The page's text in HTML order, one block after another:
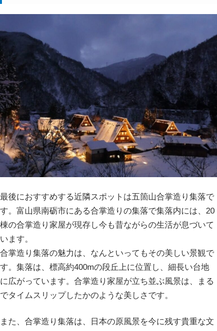
最後におすすめする近隣スポットは五箇山合掌造り集落で
す。富山県南砺市にある合掌造りの集落で集落内には、20
棟の合掌造り家屋が現存し今も昔ながらの生活が息づいて
います。
合掌造り集落の魅力は、なんといってもその美しい景観で
す。集落は、標高約400mの段丘上に位置し、細長い台地
に広がっています。合掌造り家屋が立ち並ぶ風景は、まる
でタイムスリップしたかのような美しさです。
また、合掌造り集落は、日本の原風景を今に残す貴重な文